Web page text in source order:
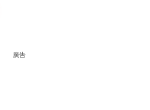
廣告